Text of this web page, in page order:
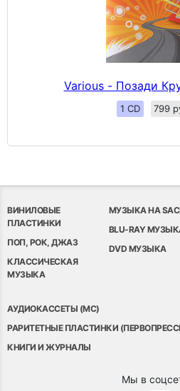
Various - Позади
1 CD 799
ВИНИЛОВЫЕ
ПЛАСТИНКИ
ПОП, РОК, ДЖАЗ
КЛАССИЧЕСКАЯ
МУЗЫКА
МУЗЫКА НА
BLU-RAY
DVD МУЗЫКА
АУДИОКАССЕТЫ (MC)
РАРИТЕТНЫЕ ПЛАСТИНКИ
КНИГИ И ЖУРНАЛЫ
Мы в